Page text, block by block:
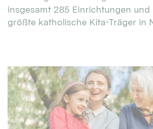
insgesamt 285 Einrichtungen und
größte katholische Kita-Träger in